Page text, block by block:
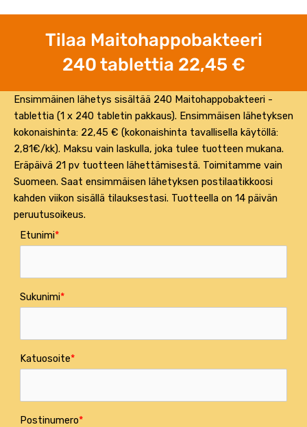
Tilaa Maitohappobakteeri
240 tablettia 22,45 €
Ensimmäinen lähetys sisältää 240 Maitohappobakteeri -
tablettia (1 x 240 tabletin pakkaus). Ensimmäisen lähetyksen
kokonaishinta: 22,45 € (kokonaishinta tavallisella käytöllä:
2,81€/kk). Maksu vain laskulla, joka tulee tuotteen mukana.
Eräpäivä 21 pv tuotteen lähettämisestä. Toimitamme vain
Suomeen. Saat ensimmäisen lähetyksen postilaatikkoosi
kahden viikon sisällä tilauksestasi. Tuotteella on 14 päivän
peruutusoikeus.
Etunimi
Sukunimi
Katuosoite
Postinumero